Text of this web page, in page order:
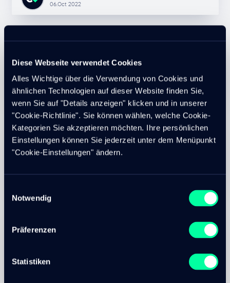
Diese Webseite verwendet Cookies
Alles Wichtige über die Verwendung von Cookies und
ähnlichen Technologien auf dieser Website finden Sie,
wenn Sie auf "Details anzeigen" klicken und in unserer
"Cookie-Richtlinie". Sie können wählen, welche Cookie-
Kategorien Sie akzeptieren möchten. Ihre persönlichen
Einstellungen können Sie jederzeit unter dem Menüpunkt
"Cookie-Einstellungen" ändern.
Notwendig
Präferenzen
Statistiken
06.Oct 2022
cloudtec AG
06.Oct 2022
Infrastructure as a Service (IaaS)
06.Oct 2022
Platform as a Service (PaaS)
06.Oct 2022